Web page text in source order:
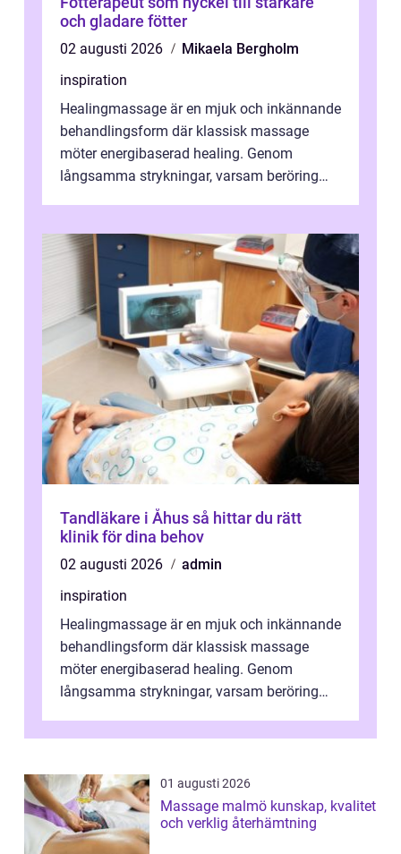
och gladare fötter
02 augusti 2026
Mikaela Bergholm
inspiration
Healingmassage är en mjuk och inkännande
behandlingsform där klassisk massage
möter energibaserad healing. Genom
långsamma strykningar, varsam beröring
Tandläkare i Åhus så hittar du rätt
klinik för dina behov
02 augusti 2026
admin
inspiration
Healingmassage är en mjuk och inkännande
behandlingsform där klassisk massage
möter energibaserad healing. Genom
långsamma strykningar, varsam beröring
nervsys...
01 augusti 2026
Massage malmö kunskap, kvalitet
och verklig återhämtning